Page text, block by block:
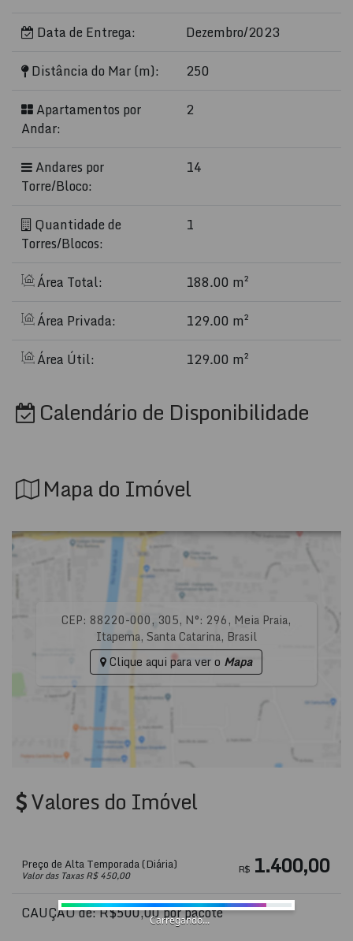
Data de Entrega:
Dezembro/2023
Distância do Mar (m):
250
Apartamentos por
Andar:
2
Andares por
Torre/Bloco:
14
Quantidade de
Torres/Blocos:
1
Área Total:
188.00 m²
Área Privada:
129.00 m²
Área Útil:
129.00 m²
Calendário de Disponibilidade
Mapa do Imóvel
CEP: 88220-000, 305, N°: 296, Meia Praia,
Itapema, Santa Catarina, Brasil
Clique aqui para ver o Mapa
Valores do Imóvel
R$ 1.400,00
Preço de Alta Temporada (Diária)
Valor das Taxas R$ 450,00
CAUÇÃO de: R$500,00 por pacote
Carregando...